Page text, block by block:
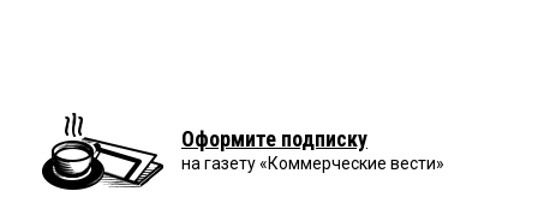
Оформите подписку
на газету «Коммерческие вести»